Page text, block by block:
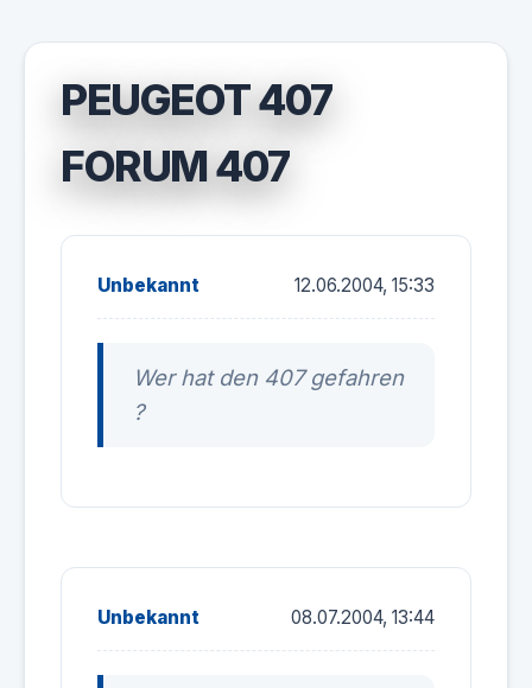
PEUGEOT 407
FORUM 407
Unbekannt 12.06.2004, 15:33
Wer hat den 407 gefahren
?
Unbekannt 08.07.2004, 13:44